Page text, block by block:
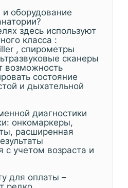
и оборудование
здесь используют
класса :
, спирометры
сканеры
возможность
состояние
и дыхательной
диагностики
онкомаркеры,
расширенная
с учетом возраста и
для оплаты –